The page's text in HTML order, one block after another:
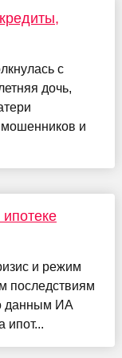
с
дочь,
мошенников и
и режим
последствиям
данным ИА
ипот...